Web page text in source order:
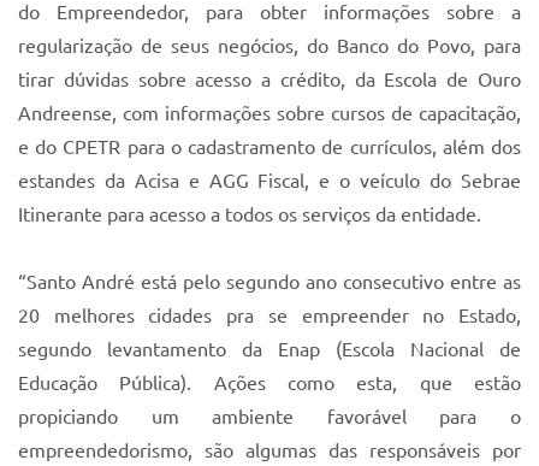
Sistema Colab
do Empreendedor, para obter informações sobre a
regularização de seus negócios, do Banco do Povo, para
tirar dúvidas sobre acesso a crédito, da Escola de Ouro
Andreense, com informações sobre cursos de capacitação,
e do CPETR para o cadastramento de currículos, além dos
estandes da Acisa e AGG Fiscal, e o veículo do Sebrae
Itinerante para acesso a todos os serviços da entidade.
“Santo André está pelo segundo ano consecutivo entre as
20 melhores cidades pra se empreender no Estado,
segundo levantamento da Enap (Escola Nacional de
Educação Pública). Ações como esta, que estão
propiciando um ambiente favorável para o
empreendedorismo, são algumas das responsáveis por